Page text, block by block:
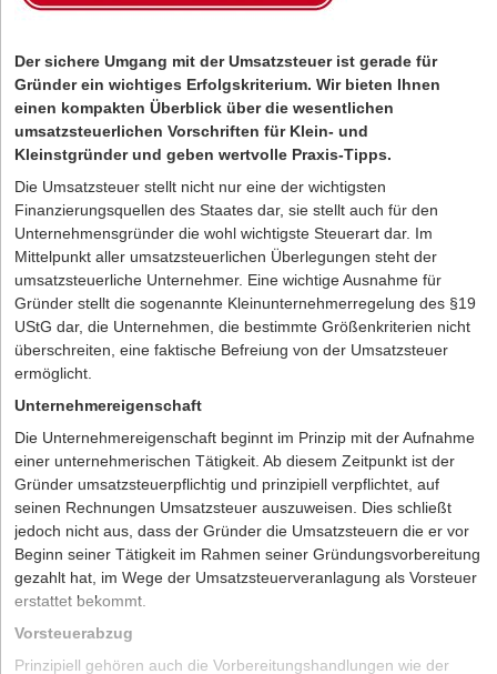
Der sichere Umgang mit der Umsatzsteuer ist gerade für
Gründer ein wichtiges Erfolgskriterium. Wir bieten Ihnen
einen kompakten Überblick über die wesentlichen
umsatzsteuerlichen Vorschriften für Klein- und
Kleinstgründer und geben wertvolle Praxis-Tipps.
Die Umsatzsteuer stellt nicht nur eine der wichtigsten
Finanzierungsquellen des Staates dar, sie stellt auch für den
Unternehmensgründer die wohl wichtigste Steuerart dar. Im
Mittelpunkt aller umsatzsteuerlichen Überlegungen steht der
umsatzsteuerliche Unternehmer. Eine wichtige Ausnahme für
Gründer stellt die sogenannte Kleinunternehmerregelung des §19
UStG dar, die Unternehmen, die bestimmte Größenkriterien nicht
überschreiten, eine faktische Befreiung von der Umsatzsteuer
ermöglicht.
Unternehmereigenschaft
Die Unternehmereigenschaft beginnt im Prinzip mit der Aufnahme
einer unternehmerischen Tätigkeit. Ab diesem Zeitpunkt ist der
Gründer umsatzsteuerpflichtig und prinzipiell verpflichtet, auf
seinen Rechnungen Umsatzsteuer auszuweisen. Dies schließt
jedoch nicht aus, dass der Gründer die Umsatzsteuern die er vor
Beginn seiner Tätigkeit im Rahmen seiner Gründungsvorbereitung
gezahlt hat, im Wege der Umsatzsteuerveranlagung als Vorsteuer
erstattet bekommt.
Vorsteuerabzug
Prinzipiell gehören auch die Vorbereitungshandlungen wie der